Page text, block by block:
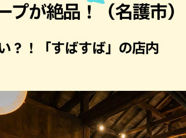
ブッフェ・バイキング スイ
ハンバーガー タコス・
プが絶品！（名護市）
？！「すばすば」の店内